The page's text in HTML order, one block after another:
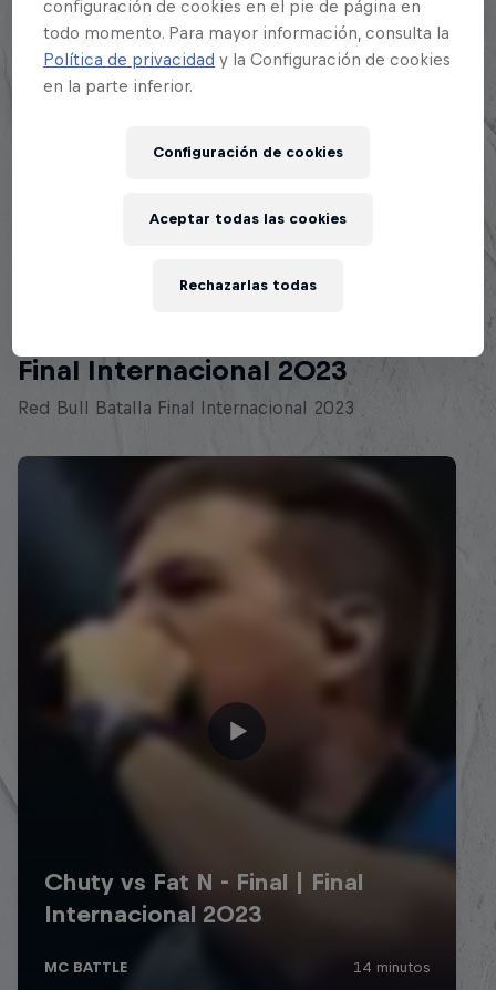
Final Internacional 2023
Red Bull Batalla Final Internacional 2023
configuración de cookies en el pie de página en
todo momento. Para mayor información, consulta la
Política de privacidad y la Configuración de cookies
en la parte inferior.
Configuración de cookies
Rechazarlas todas
Aceptar todas las cookies